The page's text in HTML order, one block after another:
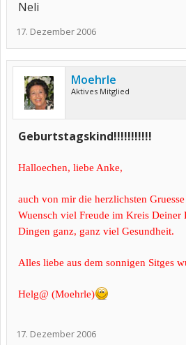
Neli
17. Dezember 2006
Moehrle
Aktives Mitglied
Geburtstagskind!!!!!!!!!!!
Halloechen, liebe Anke,
auch von mir die herzlichsten
Wuensch viel Freude im Kreis Deiner
Dingen ganz, ganz viel Gesundheit.
Alles liebe aus dem sonnigen Sitges
Helg@ (Moehrle)
17. Dezember 2006